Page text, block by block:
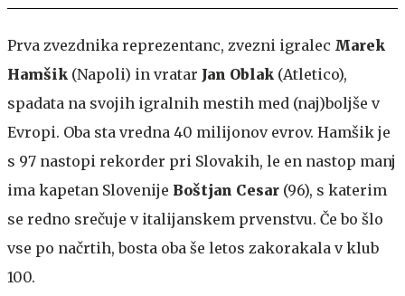
Prva zvezdnika reprezentanc, zvezni igralec Marek
Hamšik (Napoli) in vratar Jan Oblak (Atletico),
spadata na svojih igralnih mestih med (naj)boljše v
Evropi. Oba sta vredna 40 milijonov evrov. Hamšik je
s 97 nastopi rekorder pri Slovakih, le en nastop manj
ima kapetan Slovenije Boštjan Cesar (96), s katerim
se redno srečuje v italijanskem prvenstvu. Če bo šlo
vse po načrtih, bosta oba še letos zakorakala v klub
100.